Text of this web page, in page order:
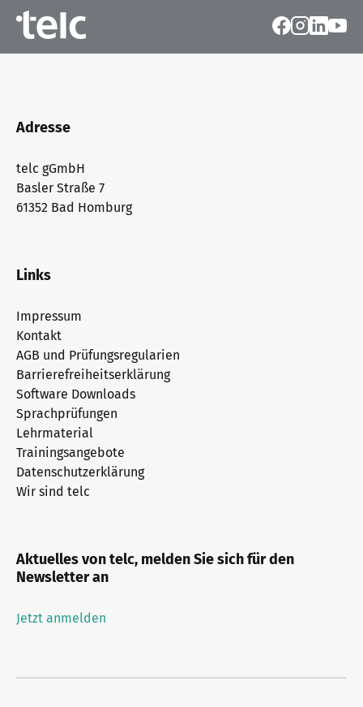
Adresse
telc gGmbH
Basler Straße 7
61352 Bad Homburg
Links
Impressum
Kontakt
AGB und Prüfungsregularien
Barrierefreiheitserklärung
Software Downloads
Sprachprüfungen
Lehrmaterial
Trainingsangebote
Datenschutzerklärung
Wir sind telc
Aktuelles von telc, melden Sie sich für den
Newsletter an
Jetzt anmelden